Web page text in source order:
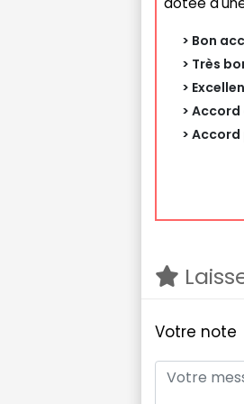
> Bon
> Très
>
>
>
Votre note